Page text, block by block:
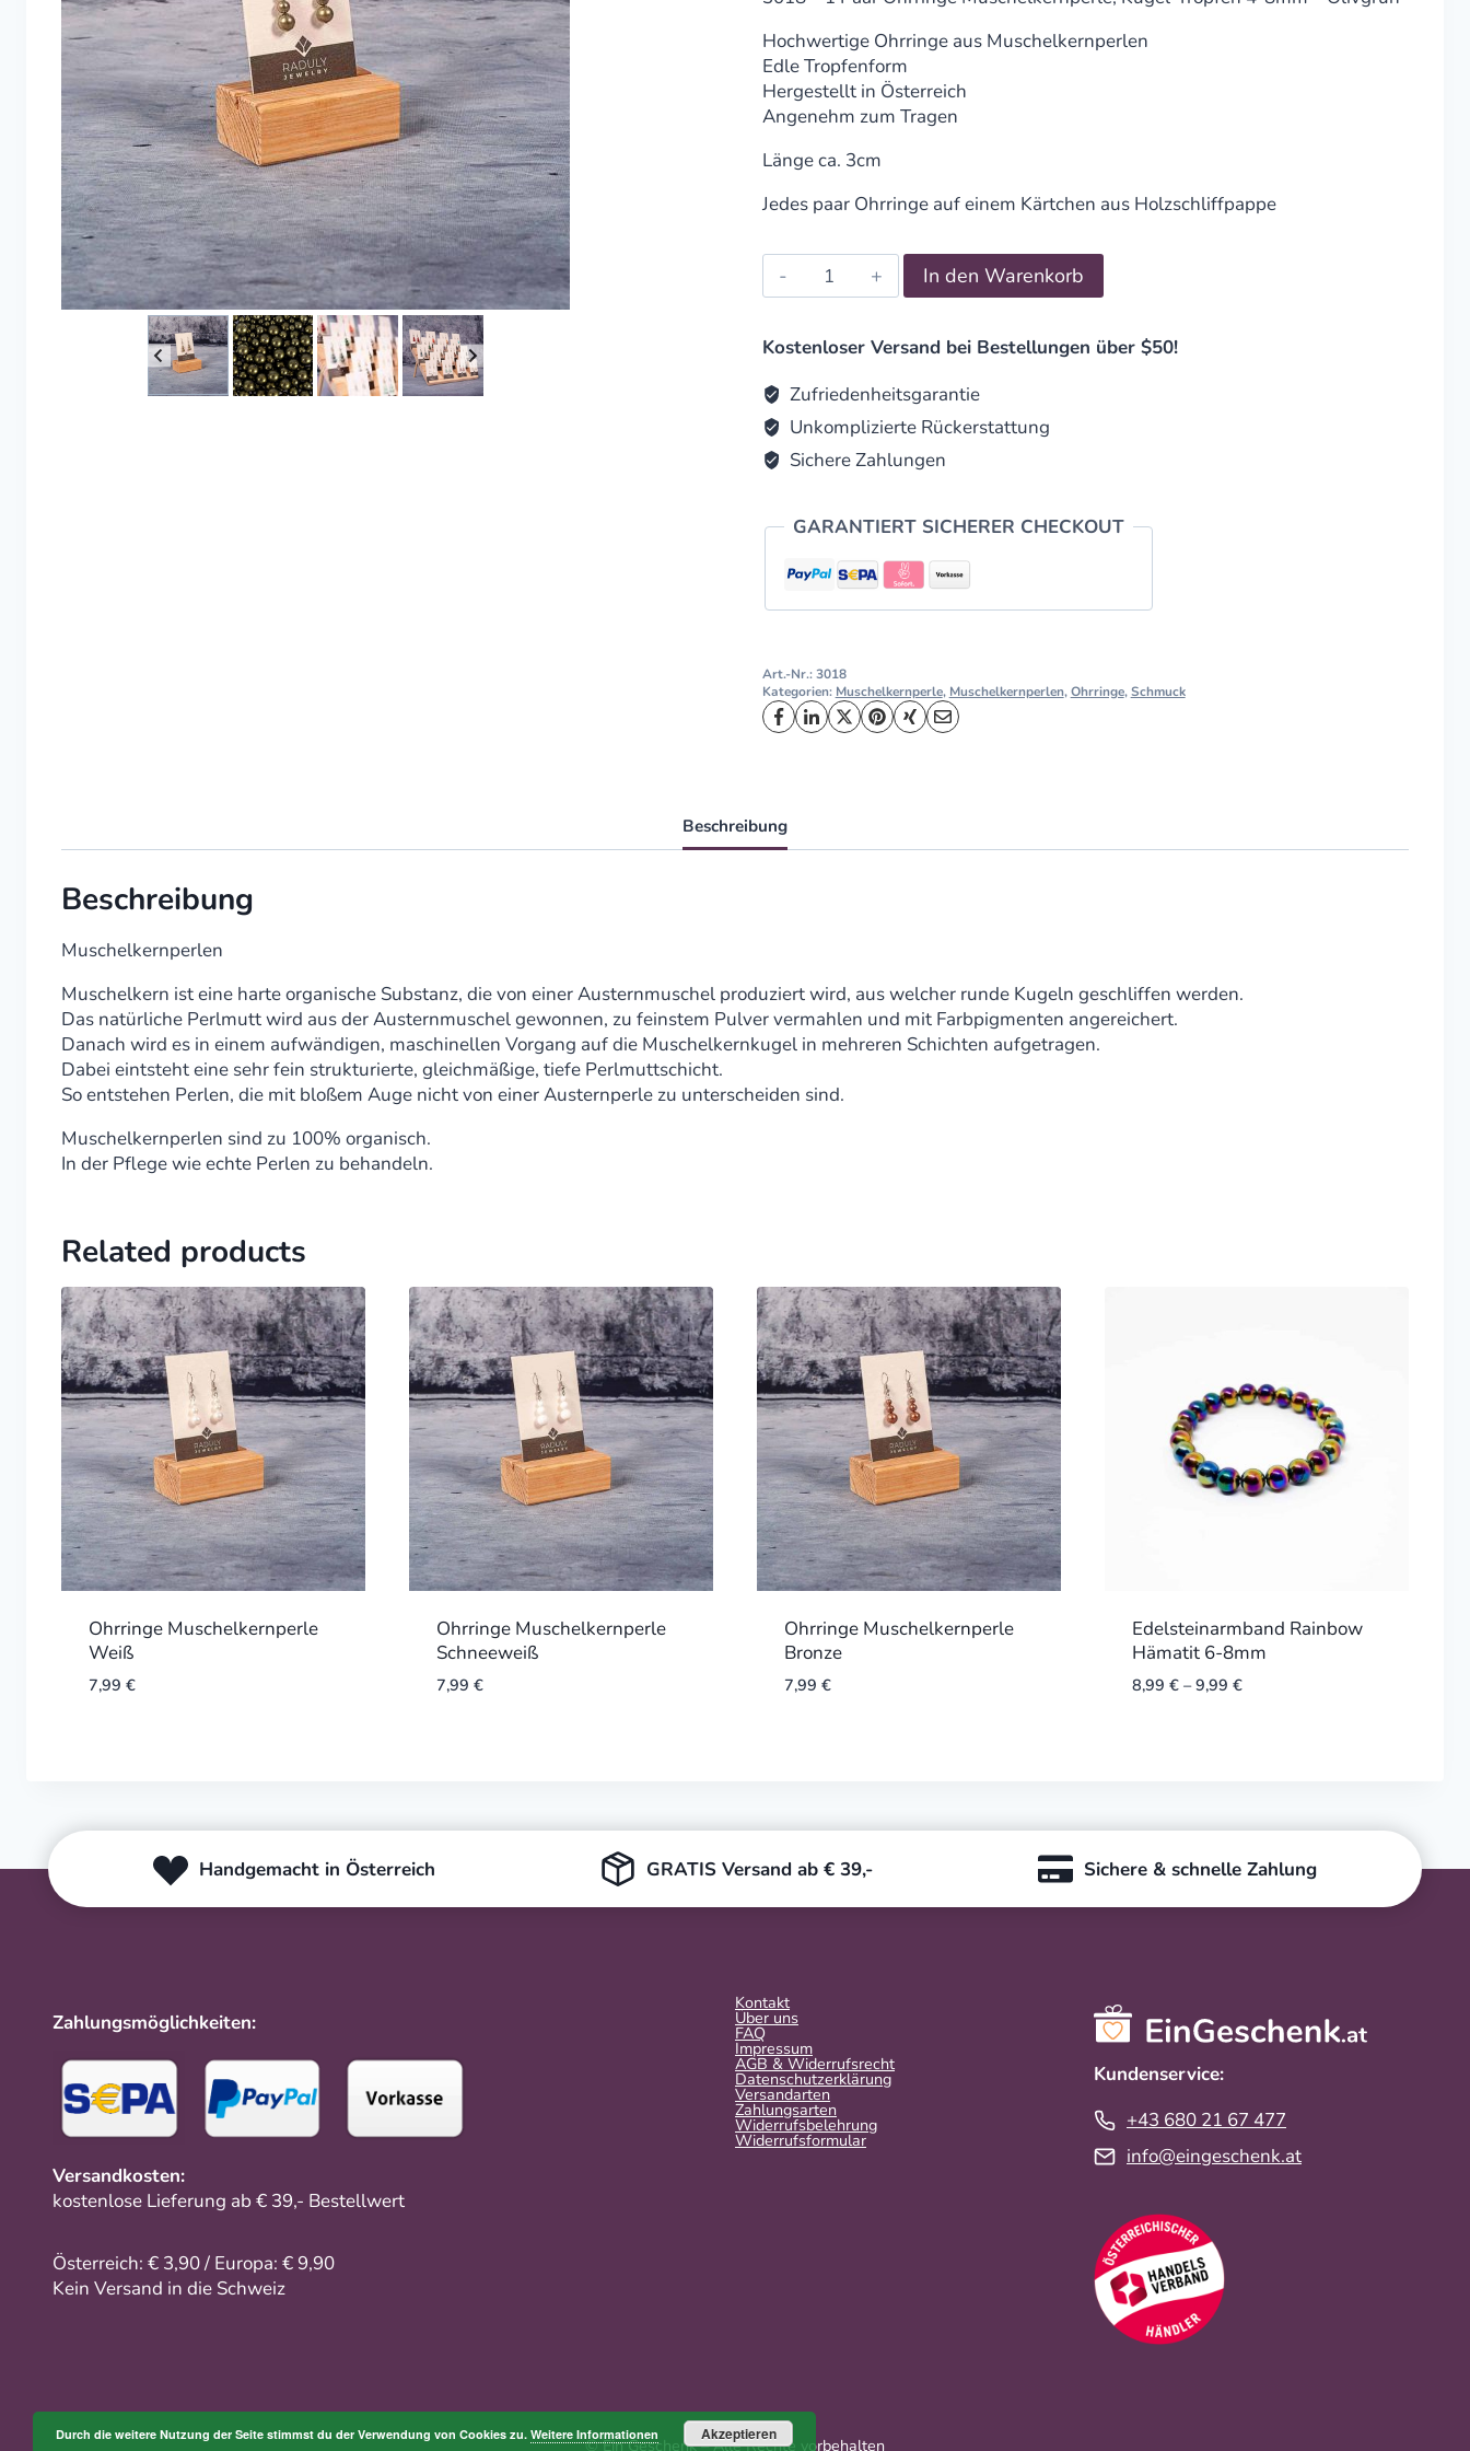
Hochwertige Ohrringe aus Muschelkernperlen
Edle Tropfenform
Hergestellt in Österreich
Angenehm zum Tragen
Länge ca. 3cm
Jedes paar Ohrringe auf einem Kärtchen aus Holzschliffpappe
Ohrringe
Muschelkernperle
quantity
In den Warenkorb
Kostenloser Versand bei Bestellungen über $50!
Zufriedenheitsgarantie
Unkomplizierte Rückerstattung
Sichere Zahlungen
GARANTIERT SICHERER CHECKOUT
Art.-Nr.:3018
Kategorien: Muschelkernperle, Muschelkernperlen,Ohrringe,Schmuck
Beschreibung
Beschreibung
Muschelkernperlen
Muschelkern ist eine harte organische Substanz, die von einer Austernmuschel produziert wird, aus welcher runde Kugeln geschliffen werden.
Das natürliche Perlmutt wird aus der Austernmuschel gewonnen, zu feinstem Pulver vermahlen und mit Farbpigmenten angereichert.
Danach wird es in einem aufwändigen, maschinellen Vorgang auf die Muschelkernkugel in mehreren Schichten aufgetragen.
Dabei eintsteht eine sehr fein strukturierte, gleichmäßige, tiefe Perlmuttschicht.
So entstehen Perlen, die mit bloßem Auge nicht von einer Austernperle zu unterscheiden sind.
Muschelkernperlen sind zu 100% organisch.
In der Pflege wie echte Perlen zu behandeln.
Related products
Ohrringe Muschelkernperle
Weiß
7,99 €
Ohrringe Muschelkernperle
Schneeweiß
7,99 €
Ohrringe Muschelkernperle
Bronze
7,99 €
Edelsteinarmband Rainbow
Hämatit 6-8mm
8,99 €–9,99 €
Handgemacht in Österreich GRATIS Versand ab € 39,- Sichere & schnelle Zahlung
Zahlungsmöglichkeiten:
Versandkosten:
kostenlose Lieferung ab € 39,- Bestellwert
Österreich: € 3,90 / Europa: € 9,90
Kein Versand in die Schweiz
Kontakt
Über uns
FAQ
Impressum
AGB & Widerrufsrecht
Datenschutzerklärung
Versandarten
Zahlungsarten
Widerrufsbelehrung
Widerrufs­formular
Kundenservice:
+43 680 21 67 477
info@eingeschenk.at
© Ein Geschenk – Alle Rechte vorbehalten
Durch die weitere Nutzung der Seite stimmst du der Verwendung von Cookies zu. Weitere Informationen Akzeptieren